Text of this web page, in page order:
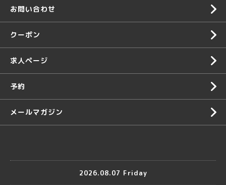
お問い合わせ
クーポン
求人ページ
予約
メールマガジン
2026.08.07 Friday